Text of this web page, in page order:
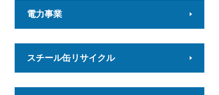
電力事業
スチール缶リサイクル